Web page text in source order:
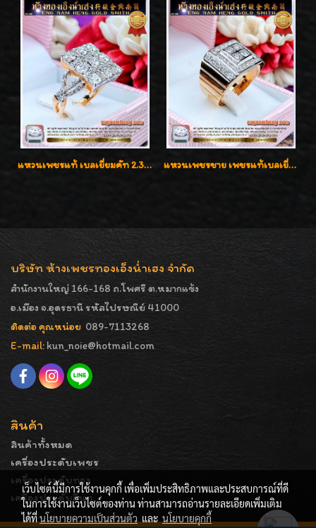
แหวนเพชรแท้ เบลเยี่ยมคัท 2.39 กะรัต น้ำ 98 F-Color/VVS ดีไซน์หน้ากว้างหรูเต็มนิ้ว แหวนเพชรชาย เพชรแท้เบลเยี่ยมคัท น้ำ100% D-Color/VVS 2.46 กะรัต
บริษัท ห้างเพชรทองเอ็งน่ำเฮง จำกัด
สำนักงานใหญ่ 166-168 ถ.โพศรี ต.หมากแข้ง
อ.เมือง จ.อุดรธานี รหัสไปรษณีย์ 41000
ติดต่อ คุณหน่อย 089-7113268
E-mail: kun_noie@hotmail.com
สินค้า
สินค้าทั้งหมด
เครื่องประดับเพชร
เครื่องประดับทอง
เครื่องประดับอื่นๆ
เว็บไซต์นี้มีการใช้งานคุกกี้ เพื่อเพิ่มประสิทธิภาพและประสบการณ์ที่ดี
ในการใช้งานเว็บไซต์ของท่าน ท่านสามารถอ่านรายละเอียดเพิ่มเติม
ได้ที่นโยบายความเป็นส่วนตัว และ นโยบายคุกกี้